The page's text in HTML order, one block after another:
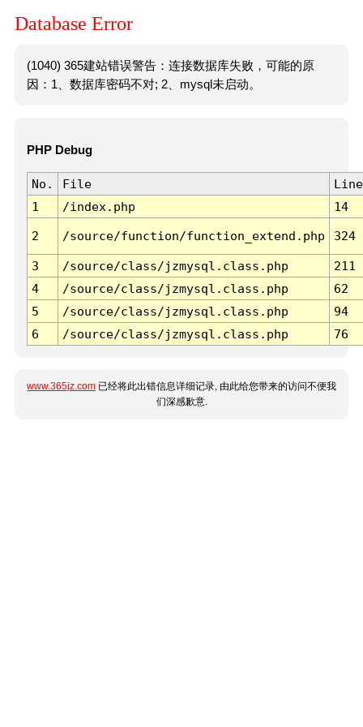
Database Error
(1040) 365建站错误警告：连接数据库失败，可能的原
因：1、数据库密码不对; 2、mysql未启动。
PHP Debug
No. File
Line
1
/index.php 14
2 /source/function/function_extend.php 324
3 /source/class/jzmysql.class.php
211
4
/source/class/jzmysql.class.php
62
5
/source/class/jzmysql.class.php
94
6
/source/class/jzmysql.class.php 76
www.365jz.com 已经将此出错信息详细记录, 由此给您带来的访问不便我
们深感歉意.